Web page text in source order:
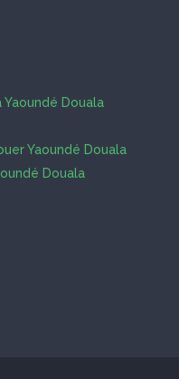
Douala
Yaoundé Douala
Douala